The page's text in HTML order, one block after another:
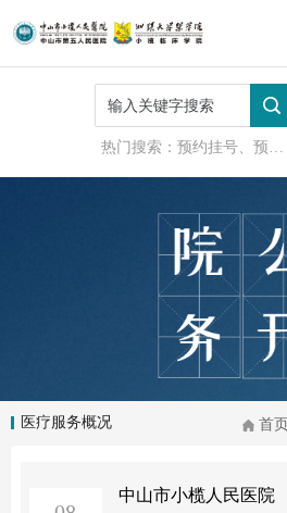
热门搜索：预约挂号、预防接种
首页
医疗服务概况